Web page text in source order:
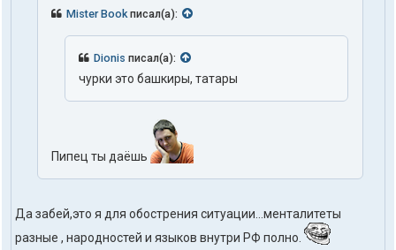
Mister Bookписал(а):
Dionis писал(а):
чурки это башкиры, татары
Пипец ты даёшь
Да забей,это я для обострения ситуации...менталитеты
разные , народностей и языков внутри РФ полно.